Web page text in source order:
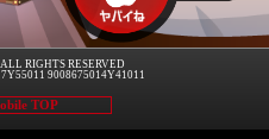
RIGHTS RESERVED
9008675014Y41011
TOP